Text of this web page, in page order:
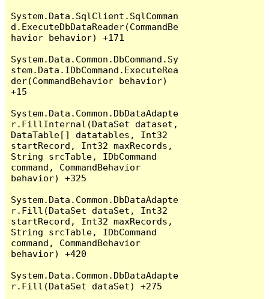
System.Data.SqlClient.SqlComman
d.ExecuteDbDataReader(CommandBe
havior behavior) +171
System.Data.Common.DbCommand.Sy
stem.Data.IDbCommand.ExecuteRea
der(CommandBehavior behavior)
+15
System.Data.Common.DbDataAdapte
r.FillInternal(DataSet dataset,
DataTable[] datatables, Int32
startRecord, Int32 maxRecords,
String srcTable, IDbCommand
command, CommandBehavior
behavior) +325
System.Data.Common.DbDataAdapte
r.Fill(DataSet dataSet, Int32
startRecord, Int32 maxRecords,
String srcTable, IDbCommand
command, CommandBehavior
behavior) +420
System.Data.Common.DbDataAdapte
r.Fill(DataSet dataSet) +275